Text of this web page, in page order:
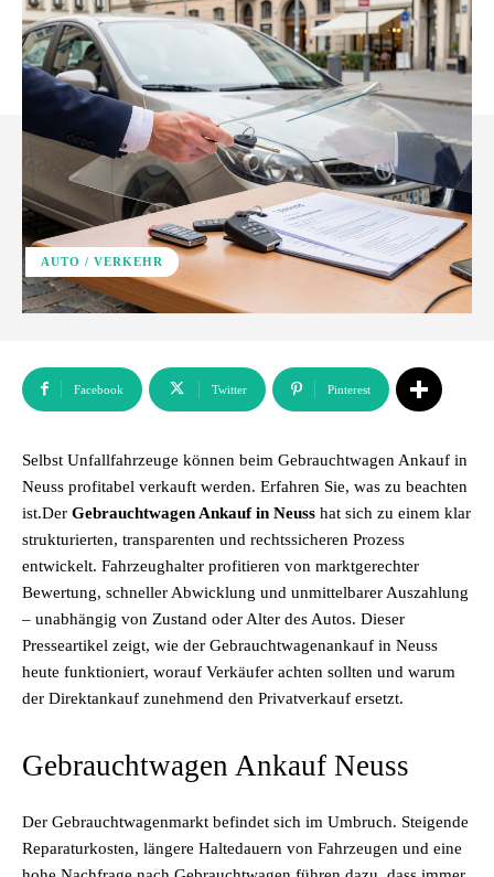
AUTO / VERKEHR
Facebook Twitter Pinterest
Selbst Unfallfahrzeuge können beim Gebrauchtwagen Ankauf in
Neuss profitabel verkauft werden. Erfahren Sie, was zu beachten
ist.Der Gebrauchtwagen Ankauf in Neuss hat sich zu einem klar
strukturierten, transparenten und rechtssicheren Prozess
entwickelt. Fahrzeughalter profitieren von marktgerechter
Bewertung, schneller Abwicklung und unmittelbarer Auszahlung
– unabhängig von Zustand oder Alter des Autos. Dieser
Presseartikel zeigt, wie der Gebrauchtwagenankauf in Neuss
heute funktioniert, worauf Verkäufer achten sollten und warum
der Direktankauf zunehmend den Privatverkauf ersetzt.
Gebrauchtwagen Ankauf Neuss
Der Gebrauchtwagenmarkt befindet sich im Umbruch. Steigende
Reparaturkosten, längere Haltedauern von Fahrzeugen und eine